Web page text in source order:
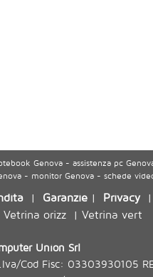
Genova - assistenza pc
- monitor Genova - schede
| Garanzie | Privacy|
Vetrina orizz| Vetrina vert
Union Srl
Cod Fisc: 03303930105